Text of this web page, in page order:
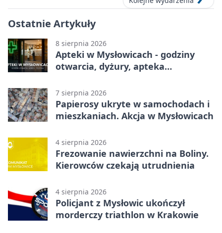
Ostatnie Artykuły
8 sierpnia 2026
Apteki w Mysłowicach - godziny
otwarcia, dyżury, apteka
7 sierpnia 2026
Papierosy ukryte w samochodach i
mieszkaniach. Akcja w Mysłowicach
4 sierpnia 2026
Frezowanie nawierzchni na Boliny.
Kierowców czekają utrudnienia
4 sierpnia 2026
Policjant z Mysłowic ukończył
morderczy triathlon w Krakowie